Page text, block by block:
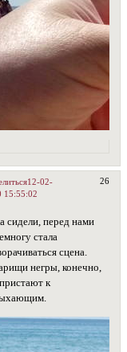
26
12-02-
15:55:02
сидели, перед нами
стала
сцена.
негры, конечно,
к